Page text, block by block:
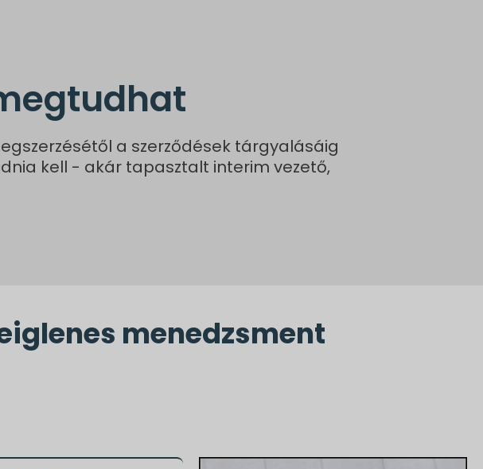
a szerződések tárgyalásáig
kell - akár tapasztalt interim vezető,
menedzsment